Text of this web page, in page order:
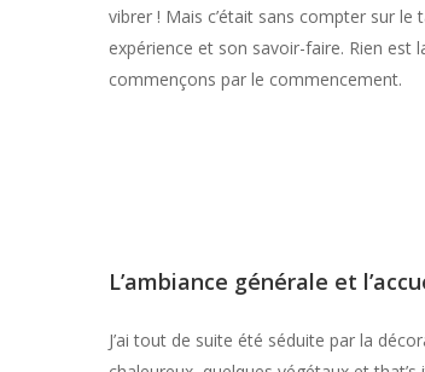
vibrer ! Mais c’était sans compter sur
expérience et son savoir-faire. Rien est
commençons par le commencement.
L’ambiance générale et
J’ai tout de suite été séduite par la